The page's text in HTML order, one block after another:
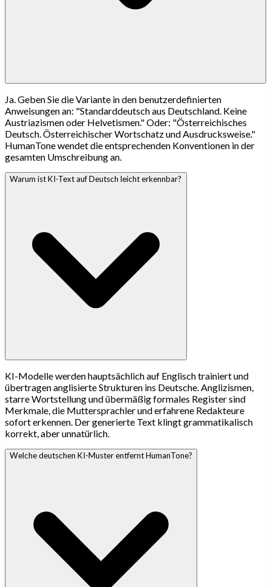
Ja. Geben Sie die Variante in den benutzerdefinierten
Anweisungen an: "Standarddeutsch aus Deutschland. Keine
Austriazismen oder Helvetismen." Oder: "Österreichisches
Deutsch. Österreichischer Wortschatz und Ausdrucksweise."
HumanTone wendet die entsprechenden Konventionen in der
gesamten Umschreibung an.
Warum ist KI-Text auf Deutsch leicht erkennbar?
KI-Modelle werden hauptsächlich auf Englisch trainiert und
übertragen anglisierte Strukturen ins Deutsche. Anglizismen,
starre Wortstellung und übermäßig formales Register sind
Merkmale, die Muttersprachler und erfahrene Redakteure
sofort erkennen. Der generierte Text klingt grammatikalisch
korrekt, aber unnatürlich.
Welche deutschen KI-Muster entfernt HumanTone?